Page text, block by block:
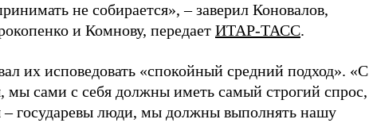
не собирается», – заверил Коновалов,
и Комнову, передает ИТАР-ТАСС.
их исповедовать «спокойный средний подход». «С
мы сами с себя должны иметь самый строгий спрос,
государевы люди, мы должны выполнять нашу